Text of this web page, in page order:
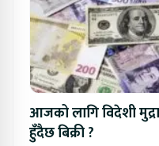
आजको लागि विदेशी
हुँदैछ बिक्री ?